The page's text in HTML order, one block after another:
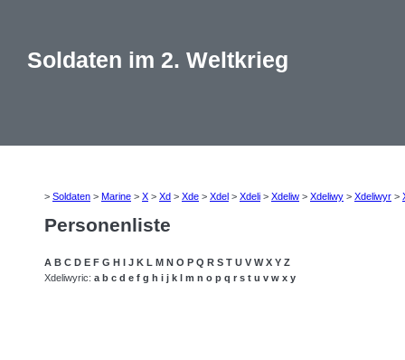
Soldaten im 2. Weltkrieg
> Soldaten > Marine > X > Xd > Xde > Xdel > Xdeli > Xdeliw > Xdeliwy > Xdeliwyr >
Personenliste
A B C D E F G H I J K L M N O P Q R S T U V W X Y Z
Xdeliwyric: a b c d e f g h i j k l m n o p q r s t u v w x y